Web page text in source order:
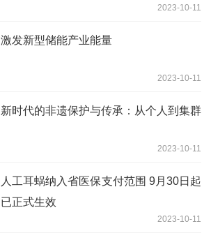
2023-10-11
激发新型储能产业能量
2023-10-11
新时代的非遗保护与传承：从个人到集群
2023-10-11
人工耳蜗纳入省医保支付范围 9月30日起
已正式生效
2023-10-11